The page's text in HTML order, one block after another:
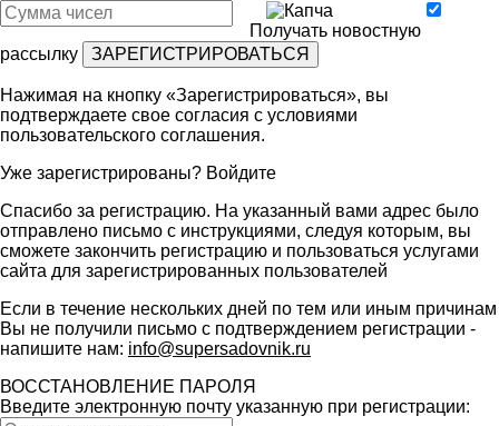
Получать новостную
рассылку
Нажимая на кнопку «Зарегистрироваться», вы
подтверждаете свое согласия с условиями
пользовательского соглашения.
Уже зарегистрированы? Войдите
Спасибо за регистрацию. На указанный вами адрес было
отправлено письмо с инструкциями, следуя которым, вы
сможете закончить регистрацию и пользоваться услугами
сайта для зарегистрированных пользователей
Если в течение нескольких дней по тем или иным причинам
Вы не получили письмо с подтверждением регистрации -
напишите нам: info@supersadovnik.ru
ВОССТАНОВЛЕНИЕ ПАРОЛЯ
Введите электронную почту указанную при регистрации: